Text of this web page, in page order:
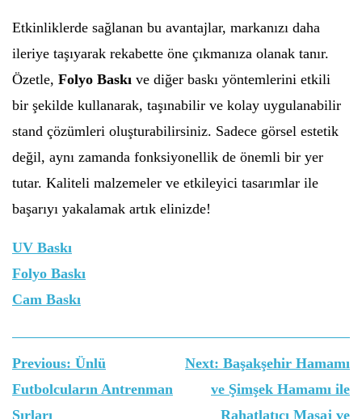
Etkinliklerde sağlanan bu avantajlar, markanızı daha
ileriye taşıyarak rekabette öne çıkmanıza olanak tanır.
Özetle, Folyo Baskı ve diğer baskı yöntemlerini etkili
bir şekilde kullanarak, taşınabilir ve kolay uygulanabilir
stand çözümleri oluşturabilirsiniz. Sadece görsel estetik
değil, aynı zamanda fonksiyonellik de önemli bir yer
tutar. Kaliteli malzemeler ve etkileyici tasarımlar ile
başarıyı yakalamak artık elinizde!
UV Baskı
Folyo Baskı
Cam Baskı
Yazı
gezinmesi
Previous: Ünlü
Futbolcuların Antrenman
Sırları
Next: Başakşehir Hamamı
ve Şimşek Hamamı ile
Rahatlatıcı Masaj ve